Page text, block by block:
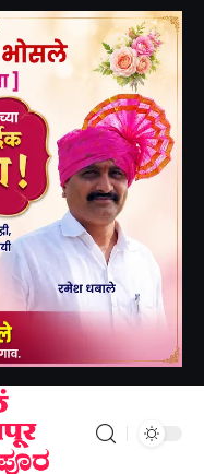
येथे अंत्यसंस्कार-ವೀರ ಜವಾನ್ ಮಂಜುನಾಥ ಅಂಬಡಗಟ್ಟಿ ಅವರ ಅಂತ್ಯಕ್ರಿಯೆ ಕಕ್ಕರಿಯಲ್ಲಿ ಶೋಕ ವಾತಾವರಣದಲ್ಲಿ ನಡೆಯಿತು.